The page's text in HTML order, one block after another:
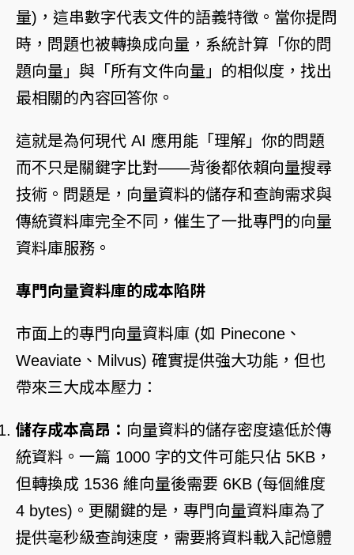
量)，這串數字代表文件的語義特徵。當你提問
時，問題也被轉換成向量，系統計算「你的問
題向量」與「所有文件向量」的相似度，找出
最相關的內容回答你。
這就是為何現代 AI 應用能「理解」你的問題
而不只是關鍵字比對——背後都依賴向量搜尋
技術。問題是，向量資料的儲存和查詢需求與
傳統資料庫完全不同，催生了一批專門的向量
資料庫服務。
專門向量資料庫的成本陷阱
市面上的專門向量資料庫 (如 Pinecone、
Weaviate、Milvus) 確實提供強大功能，但也
帶來三大成本壓力：
儲存成本高昂： 向量資料的儲存密度遠低於傳
統資料。一篇 1000 字的文件可能只佔 5KB，
但轉換成 1536 維向量後需要 6KB (每個維度
4 bytes)。更關鍵的是，專門向量資料庫為了
提供毫秒級查詢速度，需要將資料載入記憶體